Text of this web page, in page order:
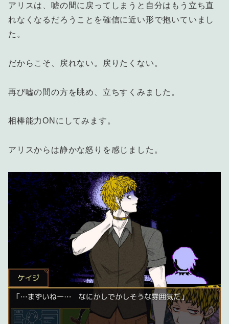
アリスは、嘘の間に戻ってしまうと自分はもう立ち直
れなくなるだろうことを確信に近い形で抱いていまし
た。
だからこそ、戻れない。戻りたくない。
再び嘘の間の方を眺め、立ちすくみました。
相棒能力ONにしてみます。
アリスからは静かな怒りを感じました。